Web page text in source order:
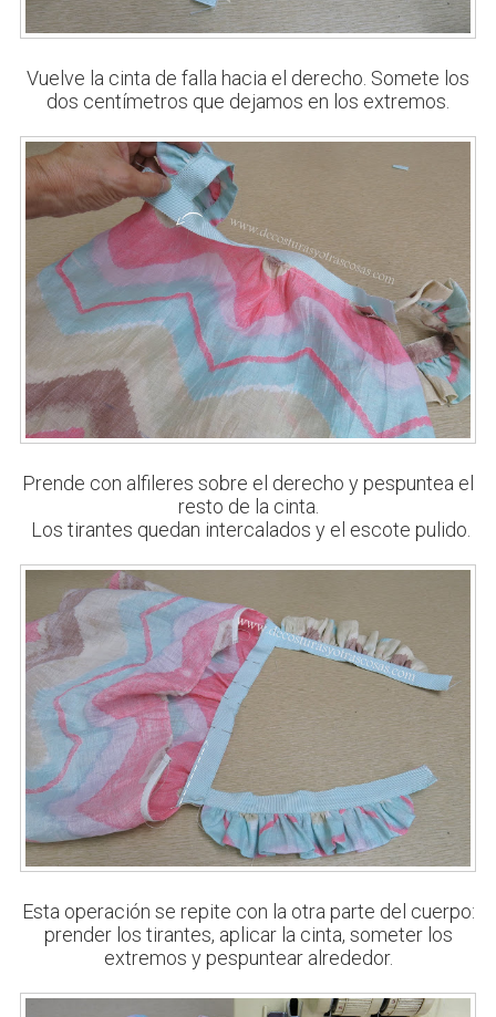
Vuelve la cinta de falla hacia el derecho. Somete los
dos centímetros que dejamos en los extremos.
Prende con alfileres sobre el derecho y pespuntea el
resto de la cinta.
Los tirantes quedan intercalados y el escote pulido.
Esta operación se repite con la otra parte del cuerpo:
prender los tirantes, aplicar la cinta, someter los
extremos y pespuntear alrededor.